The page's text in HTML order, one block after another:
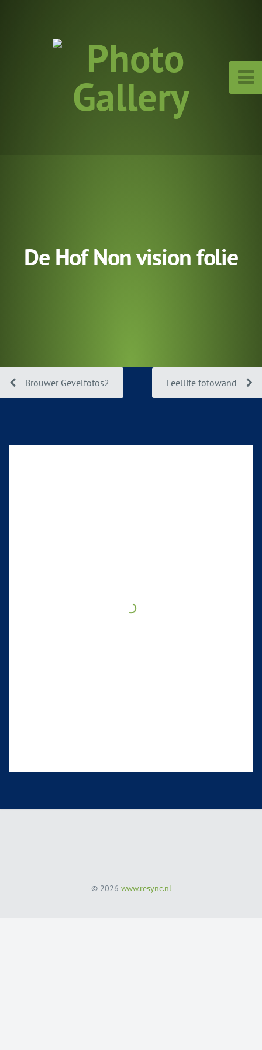
De Hof Non vision folie
Brouwer Gevelfotos2 Feellife fotowand
© 2026 www.resync.nl